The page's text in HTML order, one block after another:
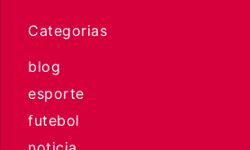
Categorias
blog
esporte
futebol